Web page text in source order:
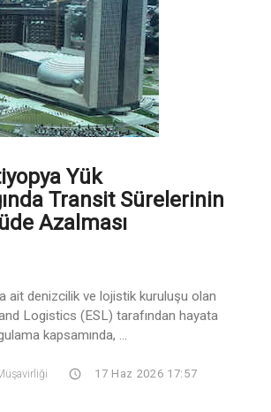
Yük
Transit Sürelerinin
Azalması
ait denizcilik ve lojistik kuruluşu olan
Logistics (ESL) tarafından hayata
kapsamında, ...
17 Haz 2026 17:57